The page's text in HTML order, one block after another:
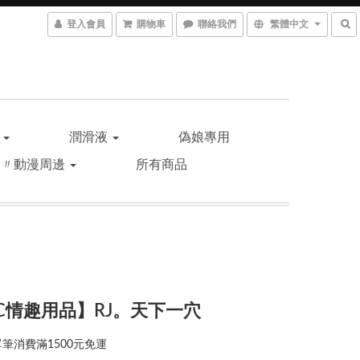
登入會員 購物車 聯絡我們 繁體中文
潤滑液 偽娘專用
動漫周邊 所有商品
情趣用品】RJ。天下一穴
消費滿1500元免運